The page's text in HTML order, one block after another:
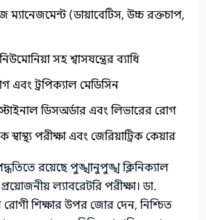
ম্যানেজমেন্ট (ডায়াবেটিস, উচ্চ রক্তচাপ,
সহ শ্বাসযন্ত্রের ব্যাধি
এবং ট্রপিক্যাল মেডিসিন
ডিসঅর্ডার এবং লিভারের রোগ
পরীক্ষা এবং জেরিয়াট্রিক কেয়ার
রয়েছে পুঙ্খানুপুঙ্খ ক্লিনিক্যাল
ল্যাবরেটরি পরীক্ষা। ডা.
রোগী শিক্ষার উপর জোর দেন, নিশ্চিত